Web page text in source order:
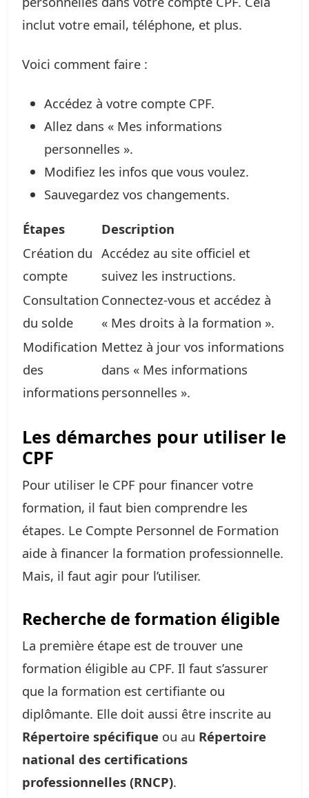
inclut votre email, téléphone, et plus.
Voici comment faire :
Accédez à votre compte CPF.
Allez dans « Mes informations
personnelles ».
Modifiez les infos que vous voulez.
Sauvegardez vos changements.
Étapes
Description
Création du
compte
Accédez au site officiel et
suivez les instructions.
Consultation
du solde
Connectez-vous et accédez à
« Mes droits à la formation ».
Modification
des
informations
Mettez à jour vos informations
dans « Mes informations
personnelles ».
Les démarches pour utiliser le
CPF
Pour utiliser le CPF pour financer votre
formation, il faut bien comprendre les
étapes. Le Compte Personnel de Formation
aide à financer la formation professionnelle.
Mais, il faut agir pour l’utiliser.
Recherche de formation éligible
La première étape est de trouver une
formation éligible au CPF. Il faut s’assurer
que la formation est certifiante ou
diplômante. Elle doit aussi être inscrite au
Répertoire spécifique ou au Répertoire
national des certifications
professionnelles (RNCP).